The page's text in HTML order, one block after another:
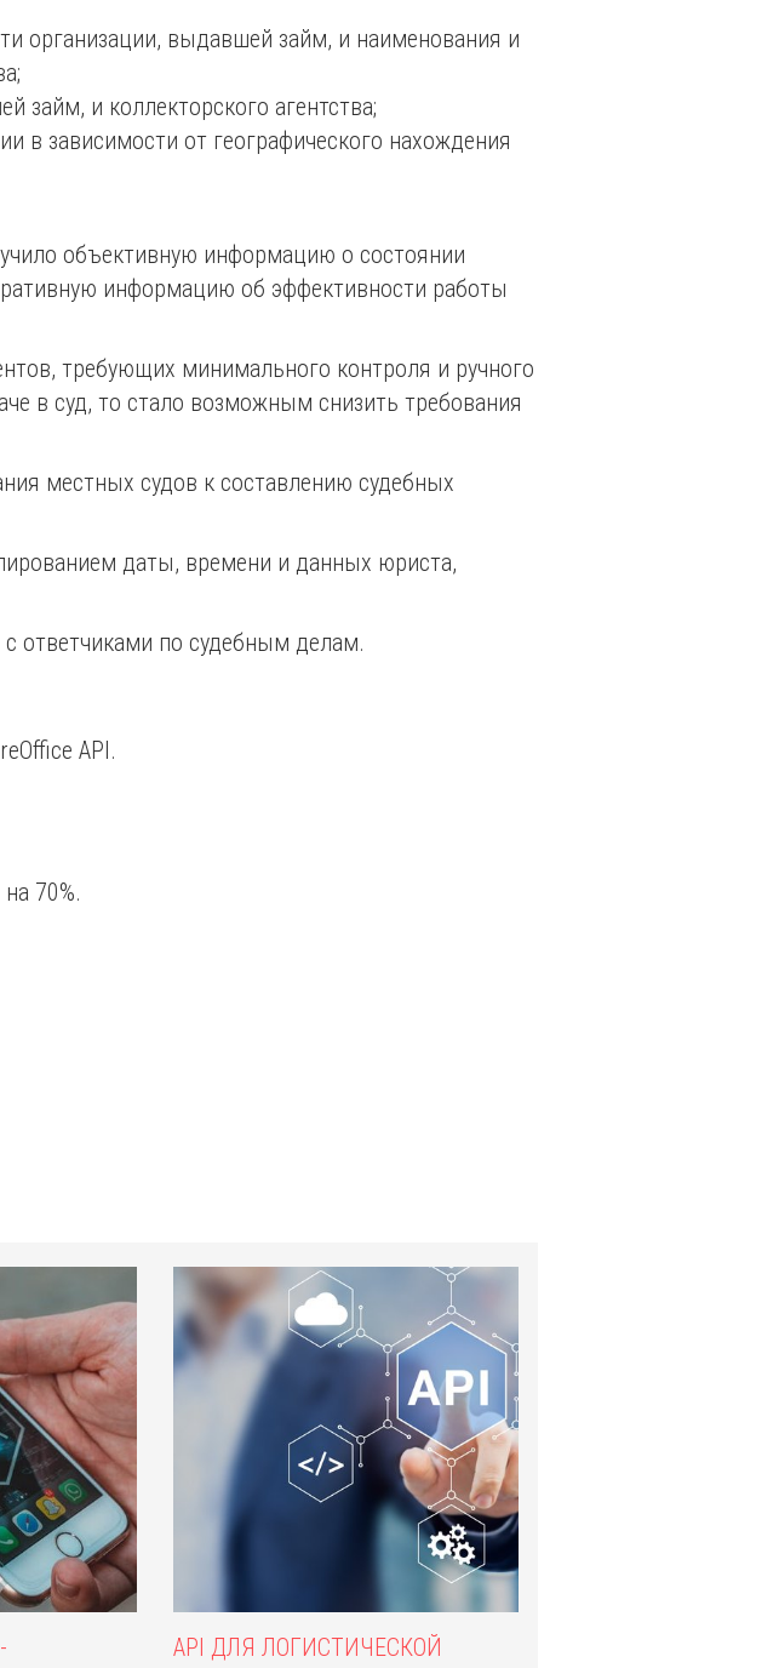
организации, выдавшей займ, и наименования и
и коллекторского агентства;
в зависимости от географического нахождения
объективную информацию о состоянии
информацию об эффективности работы
требующих минимального контроля и ручного
в суд, то стало возможным снизить требования
местных судов к составлению судебных
даты, времени и данных юриста,
ответчиками по судебным делам.
API.
70%.
API ДЛЯ ЛОГИСТИЧЕСКОЙ